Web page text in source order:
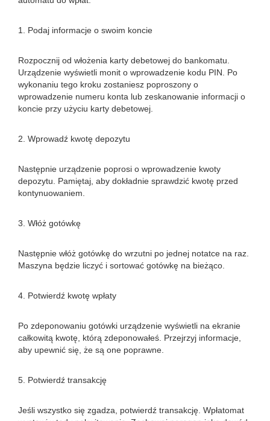
1. Podaj informacje o swoim koncie
Rozpocznij od włożenia karty debetowej do bankomatu.
Urządzenie wyświetli monit o wprowadzenie kodu PIN. Po
wykonaniu tego kroku zostaniesz poproszony o
wprowadzenie numeru konta lub zeskanowanie informacji o
koncie przy użyciu karty debetowej.
2. Wprowadź kwotę depozytu
Następnie urządzenie poprosi o wprowadzenie kwoty
depozytu. Pamiętaj, aby dokładnie sprawdzić kwotę przed
kontynuowaniem.
3. Włóż gotówkę
Następnie włóż gotówkę do wrzutni po jednej notatce na raz.
Maszyna będzie liczyć i sortować gotówkę na bieżąco.
4. Potwierdź kwotę wpłaty
Po zdeponowaniu gotówki urządzenie wyświetli na ekranie
całkowitą kwotę, którą zdeponowałeś. Przejrzyj informacje,
aby upewnić się, że są one poprawne.
5. Potwierdź transakcję
Jeśli wszystko się zgadza, potwierdź transakcję. Wpłatomat